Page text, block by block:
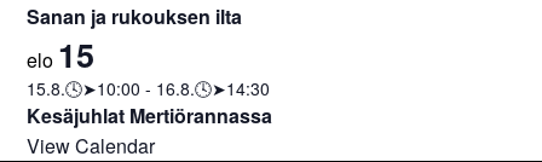
Sanan ja rukouksen ilta
elo 15
15.8.🕓➤10:00 - 16.8.🕓➤14:30
Kesäjuhlat Mertiörannassa
View Calendar